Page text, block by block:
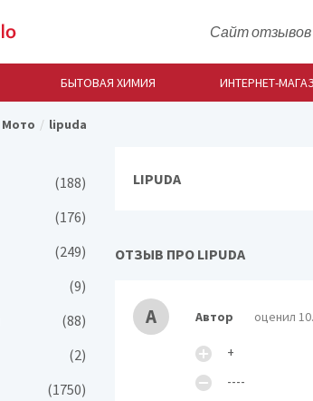
Сайт отзывов
БЫТОВАЯ ХИМИЯ ИНТЕРНЕТ-
Мото lipuda
LIPUDA
ОТЗЫВ ПРО LIPUDA
А Автор оценил
+
----
(188)
(176)
(249)
(9)
(88)
(2)
(1750)